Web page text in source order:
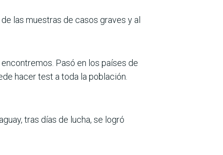
las muestras de casos graves y al
Pasó en los países de
hacer test a toda la población.
tras días de lucha, se logró